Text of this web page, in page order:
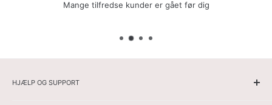
Mange tilfredse kunder er gået før dig
HJÆLP OG SUPPORT